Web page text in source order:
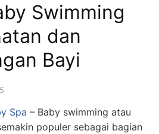
Swimming
dan
Bayi
Spa – Baby swimming atau
populer sebagai bagian